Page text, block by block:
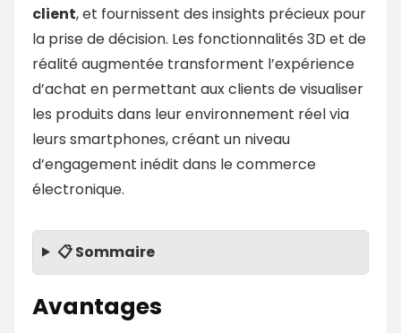
client, et fournissent des insights précieux pour
la prise de décision. Les fonctionnalités 3D et de
réalité augmentée transforment l’expérience
d’achat en permettant aux clients de visualiser
les produits dans leur environnement réel via
leurs smartphones, créant un niveau
d’engagement inédit dans le commerce
électronique.
📋 Sommaire
Avantages